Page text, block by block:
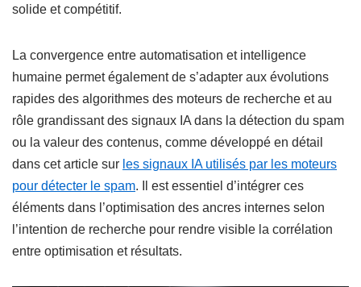
solide et compétitif.
La convergence entre automatisation et intelligence
humaine permet également de s’adapter aux évolutions
rapides des algorithmes des moteurs de recherche et au
rôle grandissant des signaux IA dans la détection du spam
ou la valeur des contenus, comme développé en détail
dans cet article sur les signaux IA utilisés par les moteurs
pour détecter le spam. Il est essentiel d’intégrer ces
éléments dans l’optimisation des ancres internes selon
l’intention de recherche pour rendre visible la corrélation
entre optimisation et résultats.